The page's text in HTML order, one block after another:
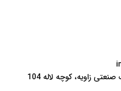
کوچه لاله 104